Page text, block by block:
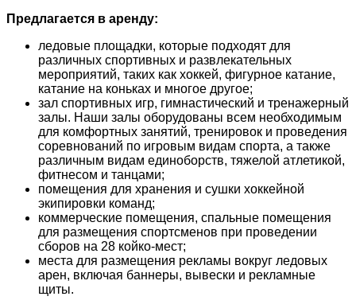
Предлагается в аренду:
ледовые площадки, которые подходят для
различных спортивных и развлекательных
мероприятий, таких как хоккей, фигурное катание,
катание на коньках и многое другое;
зал спортивных игр, гимнастический и тренажерный
залы. Наши залы оборудованы всем необходимым
для комфортных занятий, тренировок и проведения
соревнований по игровым видам спорта, а также
различным видам единоборств, тяжелой атлетикой,
фитнесом и танцами;
помещения для хранения и сушки хоккейной
экипировки команд;
коммерческие помещения, спальные помещения
для размещения спортсменов при проведении
сборов на 28 койко-мест;
места для размещения рекламы вокруг ледовых
арен, включая баннеры, вывески и рекламные
щиты.